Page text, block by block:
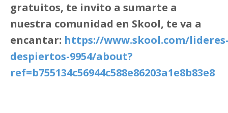
gratuitos, te invito a sumarte a
nuestra comunidad en Skool, te va a
encantar: https://www.skool.com/
despiertos-9954/about?
ref=b755134c56944c588e86203a1e8b83e8